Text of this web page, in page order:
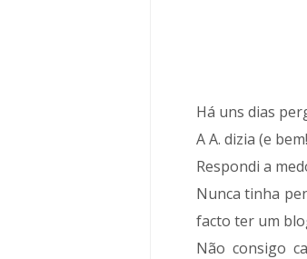
Há uns dias
A A. dizia (e
Respondi a
Nunca tinha
facto ter um
Não consigo